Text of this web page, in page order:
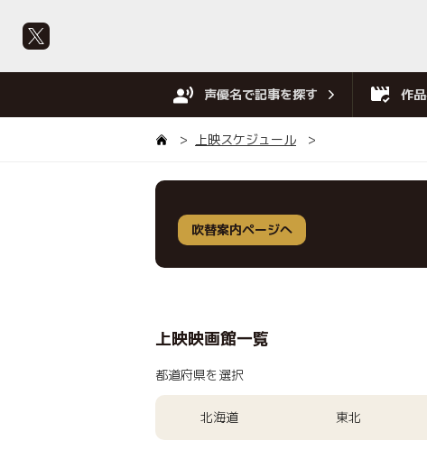
声優名で記事を探す 作
上映スケジュール
吹替案内ページへ
上映映画館一覧
都道府県を選択
北海道 東北